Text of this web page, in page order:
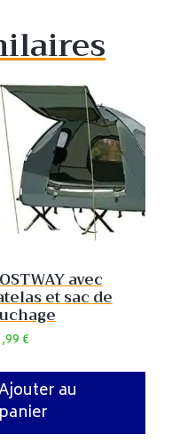
avec
et sac de
€
au
panier